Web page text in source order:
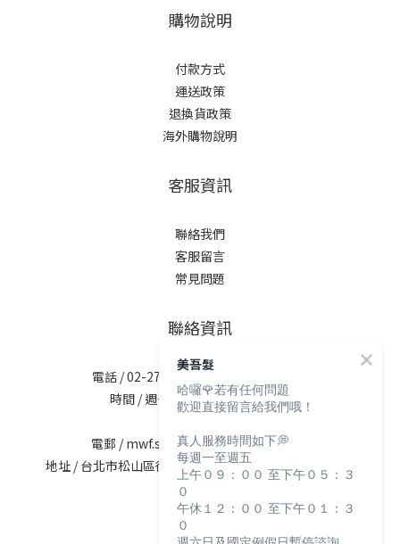
購物說明
付款方式
運送政策
退換貨政策
海外購物說明
客服資訊
聯絡我們
客服留言
常見問題
聯絡資訊
電話 / 02-2713-6621 (無提供訂購服務)
時間 / 週一至週五 09:30-12:00；
電郵 / mwf.service@maywufa.com.tw
地址 / 台北市松山區復興北路167號5樓(無提供現場販售)
美吾髮
哈囉🌹若有任何問題
歡迎直接留言給我們哦！
真人服務時間如下💭
每週一至週五
上午０９：００ 至下午０５：３
０
午休１２：００ 至下午０１：３
０